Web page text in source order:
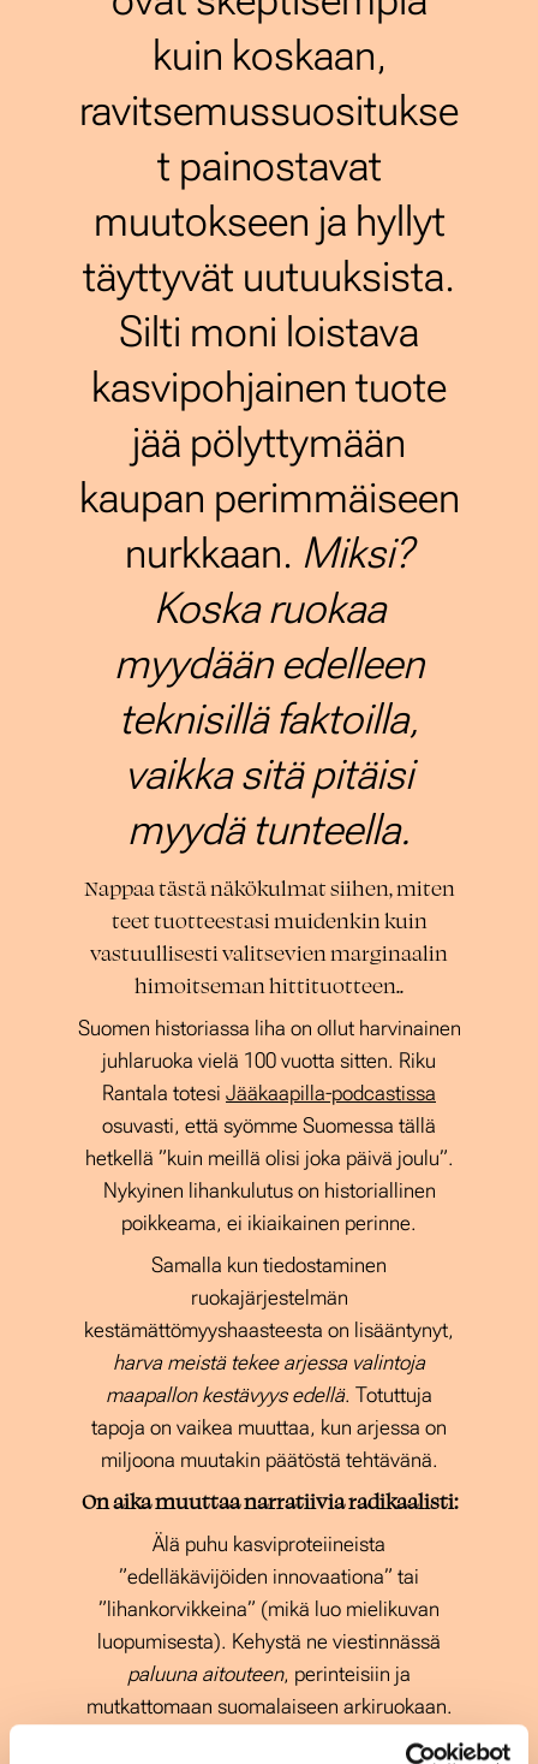
kuin koskaan,
ravitsemussuositukse
t painostavat
muutokseen ja hyllyt
täyttyvät uutuuksista.
Silti moni loistava
kasvipohjainen tuote
jää pölyttymään
kaupan perimmäiseen
nurkkaan. Miksi?
Koska ruokaa
myydään edelleen
teknisillä faktoilla,
vaikka sitä pitäisi
myydä tunteella.
Nappaa tästä näkökulmat siihen, miten
teet tuotteestasi muidenkin kuin
vastuullisesti valitsevien marginaalin
himoitseman hittituotteen..
Suomen historiassa liha on ollut harvinainen
juhlaruoka vielä 100 vuotta sitten. Riku
Rantala totesi Jääkaapilla-podcastissa
osuvasti, että syömme Suomessa tällä
hetkellä ”kuin meillä olisi joka päivä joulu”.
Nykyinen lihankulutus on historiallinen
poikkeama, ei ikiaikainen perinne.
Samalla kun tiedostaminen
ruokajärjestelmän
kestämättömyyshaasteesta on lisääntynyt,
harva meistä tekee arjessa valintoja
maapallon kestävyys edellä. Totuttuja
tapoja on vaikea muuttaa, kun arjessa on
miljoona muutakin päätöstä tehtävänä.
On aika muuttaa narratiivia radikaalisti:
Älä puhu kasviproteiineista
”edelläkävijöiden innovaationa” tai
”lihankorvikkeina” (mikä luo mielikuvan
luopumisesta). Kehystä ne viestinnässä
paluuna aitouteen, perinteisiin ja
mutkattomaan suomalaiseen arkiruokaan.
Kuluttaja ei halua muuttua koekaniiniksi,